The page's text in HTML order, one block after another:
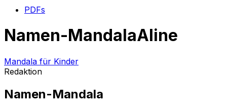
PDFs
Namen-MandalaAline
Mandala für Kinder
Redaktion
Namen-Mandala